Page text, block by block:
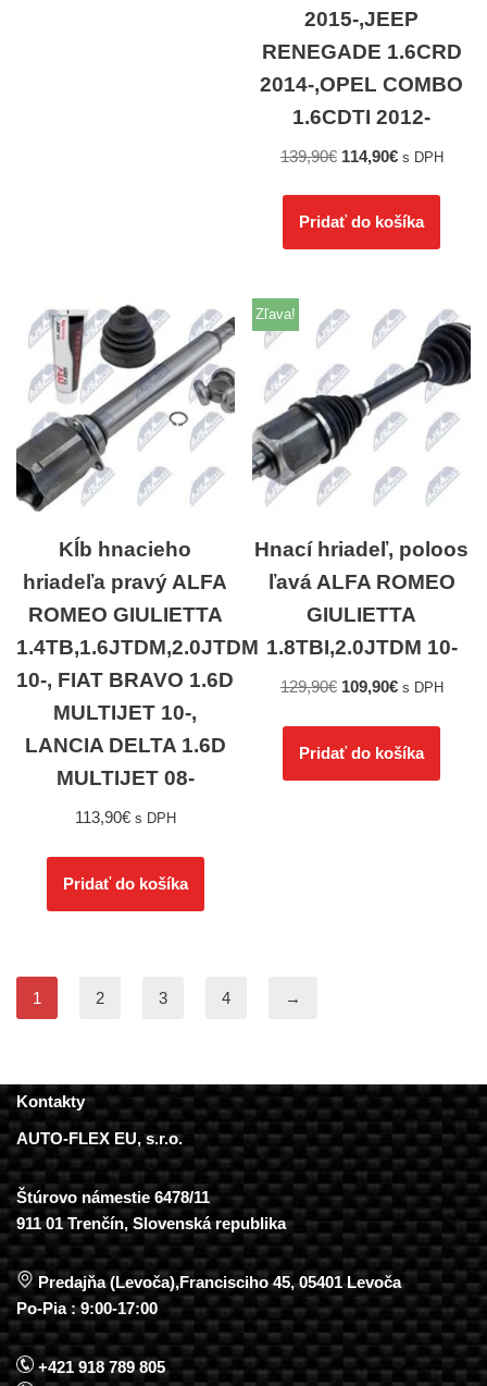
2015-,JEEP
RENEGADE 1.6CRD
2014-,OPEL COMBO
1.6CDTI 2012-
139,90€ 114,90€ s DPH
Pridať do košíka
Kĺb hnacieho
hriadeľa pravý ALFA
ROMEO GIULIETTA
1.4TB,1.6JTDM,2.0JTDM
10-, FIAT BRAVO 1.6D
MULTIJET 10-,
LANCIA DELTA 1.6D
MULTIJET 08-
113,90€ s DPH
Pridať do košíka
Zľava!
Hnací hriadeľ, poloos
ľavá ALFA ROMEO
GIULIETTA
1.8TBI,2.0JTDM 10-
129,90€ 109,90€ s DPH
Pridať do košíka
1 2 3 4 →
Kontakty
AUTO-FLEX EU, s.r.o.
Štúrovo námestie 6478/11
911 01 Trenčín, Slovenská republika
Predajňa (Levoča),Francisciho 45, 05401 Levoča
Po-Pia : 9:00-17:00
+421 918 789 805